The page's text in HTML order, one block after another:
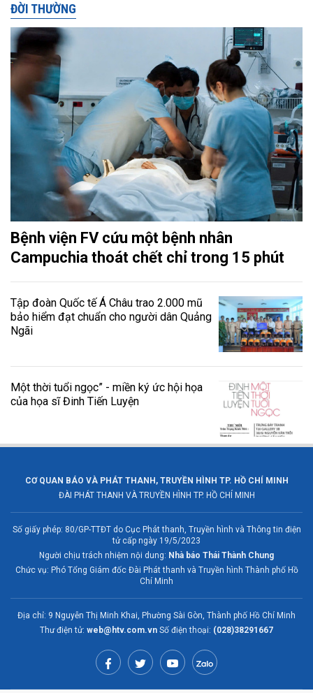
ĐỜI THƯỜNG
Bệnh viện FV cứu một bệnh nhân
Campuchia thoát chết chỉ trong 15 phút
Tập đoàn Quốc tế Á Châu trao 2.000 mũ
bảo hiểm đạt chuẩn cho người dân Quảng
Ngãi
Một thời tuổi ngọc” - miền ký ức hội họa
của họa sĩ Đinh Tiến Luyện
CƠ QUAN BÁO VÀ PHÁT THANH, TRUYỀN HÌNH TP. HỒ CHÍ MINH
ĐÀI PHÁT THANH VÀ TRUYỀN HÌNH TP. HỒ CHÍ MINH
Số giấy phép: 80/GP-TTĐT do Cục Phát thanh, Truyền hình và Thông tin điện
tử cấp ngày 19/5/2023
Người chịu trách nhiệm nội dung: Nhà báo Thái Thành Chung
Chức vụ: Phó Tổng Giám đốc Đài Phát thanh và Truyền hình Thành phố Hồ
Chí Minh
Địa chỉ: 9 Nguyễn Thị Minh Khai, Phường Sài Gòn, Thành phố Hồ Chí Minh
Thư điện tử: web@htv.com.vn Số điện thoại: (028)38291667